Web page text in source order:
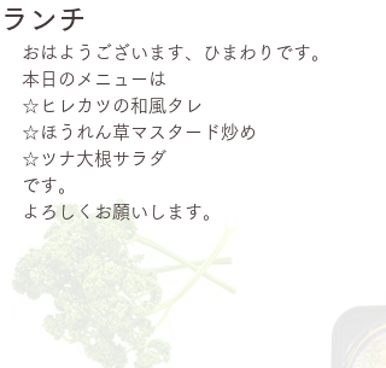
ランチ
おはようございます、ひまわりです。
本日のメニューは
☆ヒレカツの和風タレ
☆ほうれん草マスタード炒め
☆ツナ大根サラダ
です。
よろしくお願いします。